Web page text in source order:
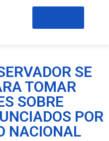
SE
TOMAR
SOBRE
POR
NACIONAL